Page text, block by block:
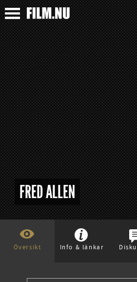
FRED ALLEN
Översikt Info & länkar